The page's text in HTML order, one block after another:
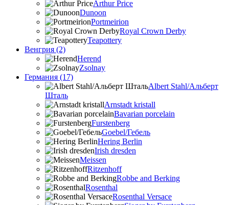
Arthur Price
Dunoon
Portmeirion
Royal Crown Derby
Teapottery
Венгрия (2)
Herend
Zsolnay
Германия (17)
Albert Stahl/Альбеpт
Шталь
Arnstadt kristall
Bavarian porcelain
Furstenberg
Goebel/Гебель
Hering Berlin
Irish dresden
Meissen
Ritzenhoff
Robbe and Berking
Rosenthal
Rosenthal Versace